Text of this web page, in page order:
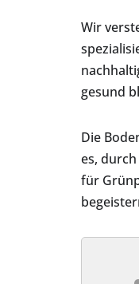
Wir
gesund
Die
es,
für